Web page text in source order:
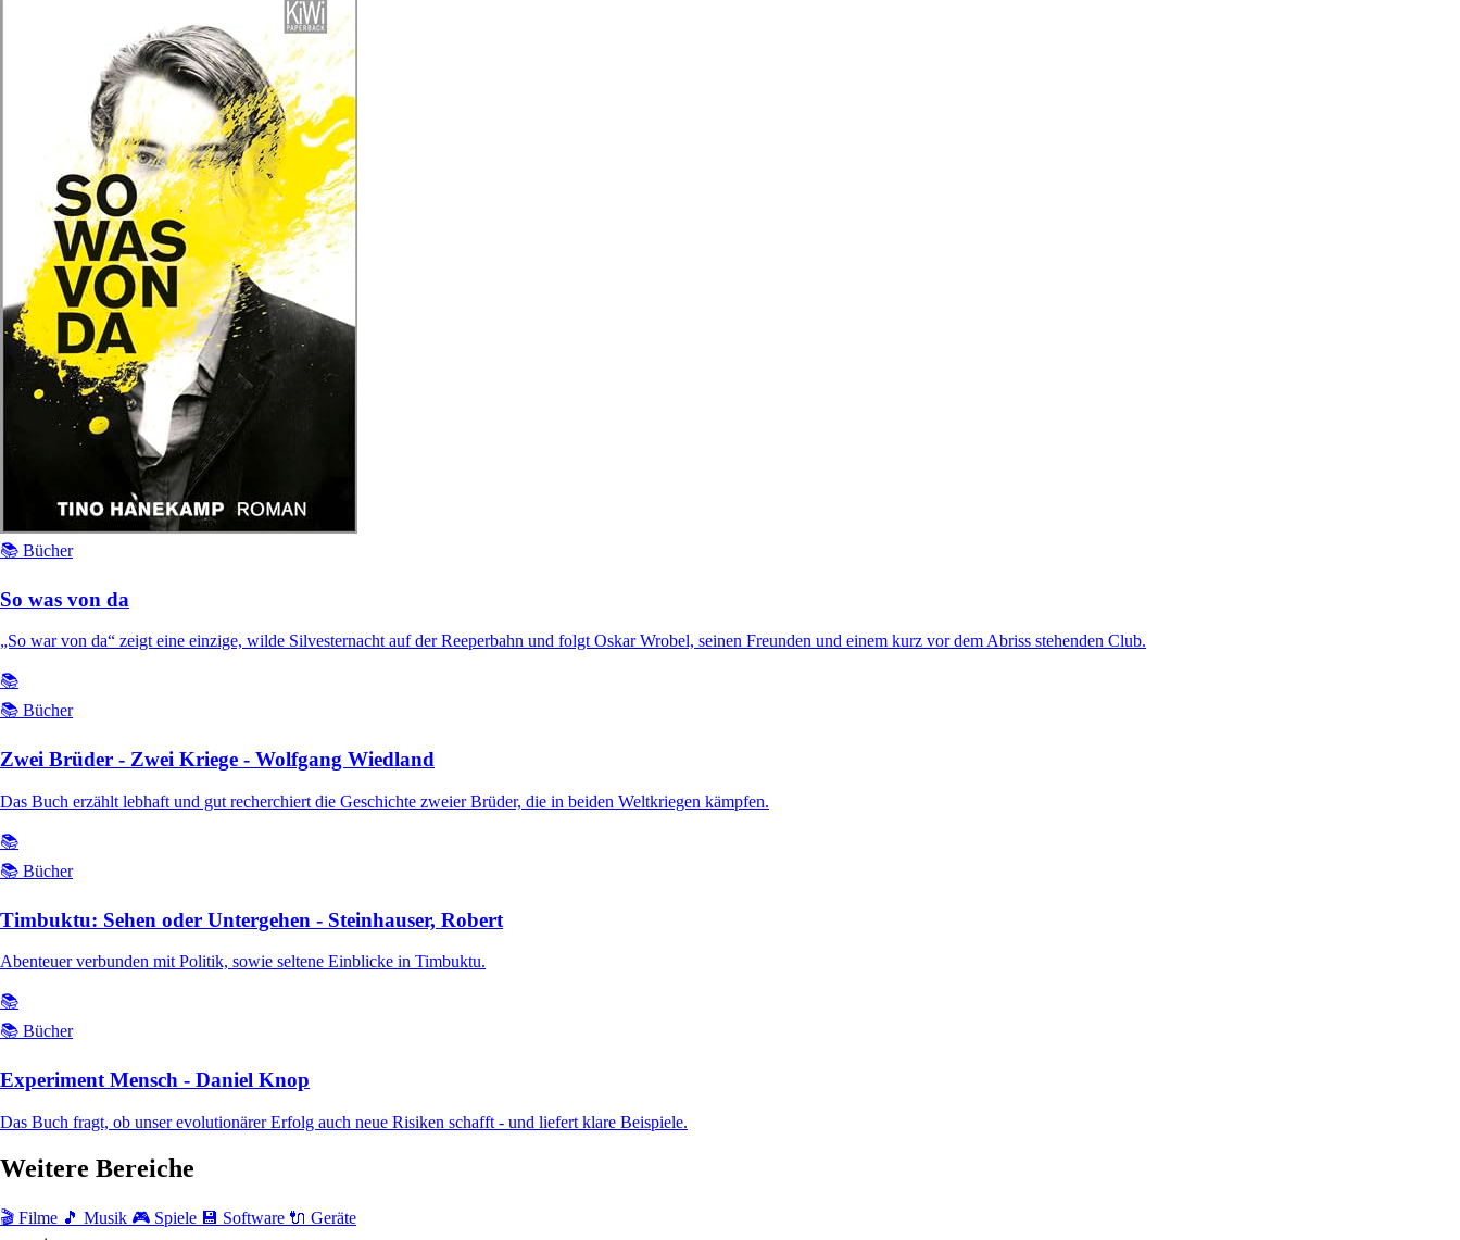
📚 Bücher
So was von da
„So war von da“ zeigt eine einzige, wilde Silvesternacht auf der Reeperbahn und folgt Oskar Wrobel, seinen Freunden und einem kurz vor dem Abriss stehenden Club.
📚
📚 Bücher
Zwei Brüder - Zwei Kriege - Wolfgang Wiedland
Das Buch erzählt lebhaft und gut recherchiert die Geschichte zweier Brüder, die in beiden Weltkriegen kämpfen.
📚
📚 Bücher
Timbuktu: Sehen oder Untergehen - Steinhauser, Robert
Abenteuer verbunden mit Politik, sowie seltene Einblicke in Timbuktu.
📚
📚 Bücher
Experiment Mensch - Daniel Knop
Das Buch fragt, ob unser evolutionärer Erfolg auch neue Risiken schafft - und liefert klare Beispiele.
Weitere Bereiche
🎬 Filme 🎵 Musik 🎮 Spiele 💾 Software 🔌 Geräte